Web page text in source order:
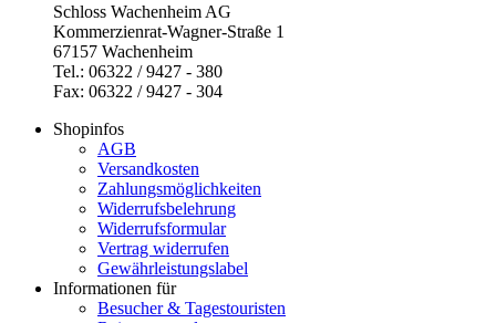
Schloss Wachenheim AG
Kommerzienrat-Wagner-Straße 1
67157 Wachenheim
Tel.: 06322 / 9427 - 380
Fax: 06322 / 9427 - 304
Shopinfos
AGB
Versandkosten
Zahlungsmöglichkeiten
Widerrufsbelehrung
Widerrufsformular
Vertrag widerrufen
Gewährleistungslabel
Informationen für
Besucher & Tagestouristen